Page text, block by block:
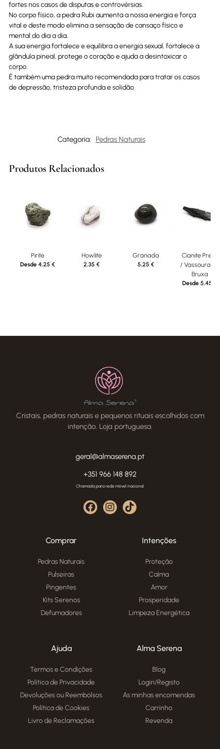
fortes nos casos de disputas e controvérsias.
No corpo físico, a pedra Rubi aumenta a nossa energia e força
vital e deste modo elimina a sensação de cansaço físico e
mental do dia a dia.
A sua energia fortalece e equilibra a energia sexual, fortalece a
glândula pineal, protege o coração e ajuda a desintoxicar o
corpo.
É também uma pedra muito recomendada para tratar os casos
de depressão, tristeza profunda e solidão
Categoria: Pedras Naturais
Produtos Relacionados
Pirite
Desde4,25€
Howlite
2,35€
Granada
5,25 €
Cianite Preta
/ Vassoura de
Bruxa
Desde5,45
Cristais, pedras naturais e pequenos rituais escolhidos com
intenção. Loja portuguesa.
geral@almaserena.pt
+351 966 148 892
Chamada para rede móvel nacional
Comprar
Pedras Naturais
Pulseiras
Pingentes
Kits Serenos
Defumadores
Intenções
Proteção
Calma
Amor
Prosperidade
Limpeza Energética
Ajuda
Termos e Condições
Política de Privacidade
Devoluções ou Reembolsos
Política de Cookies
Livro de Reclamações
Alma Serena
Blog
Login/Registo
As minhas encomendas
Carrinho
Revenda